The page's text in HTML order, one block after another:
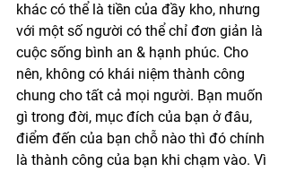
khác có thể là tiền của đầy kho, nhưng
với một số người có thể chỉ đơn giản là
cuộc sống bình an & hạnh phúc. Cho
nên, không có khái niệm thành công
chung cho tất cả mọi người. Bạn muốn
gì trong đời, mục đích của bạn ở đâu,
điểm đến của bạn chỗ nào thì đó chính
là thành công của bạn khi chạm vào. Vì